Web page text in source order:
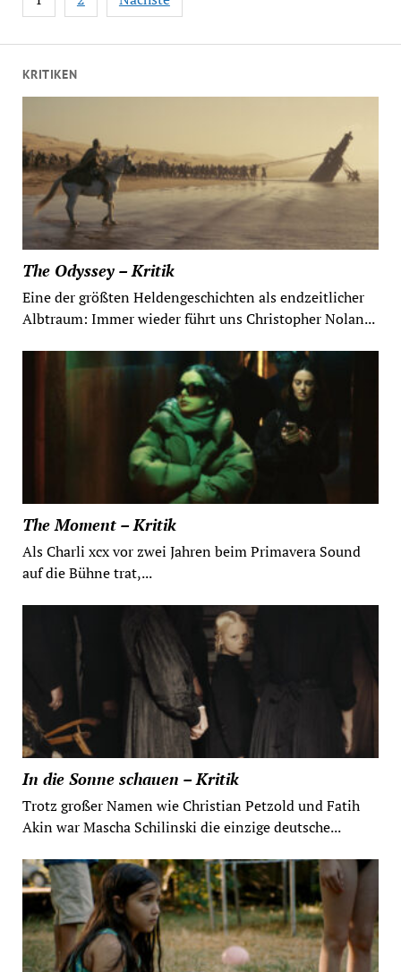
KRITIKEN
The Odyssey – Kritik
Eine der größten Heldengeschichten als endzeitlicher
Albtraum: Immer wieder führt uns Christopher Nolan...
The Moment – Kritik
Als Charli xcx vor zwei Jahren beim Primavera Sound
auf die Bühne trat,...
In die Sonne schauen – Kritik
Trotz großer Namen wie Christian Petzold und Fatih
Akin war Mascha Schilinski die einzige deutsche...
der